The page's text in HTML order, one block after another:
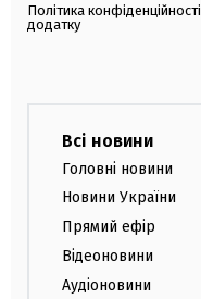
Політика конфіденційності
додатку
Всі новини
Головні новини
Новини України
Прямий ефір
Відеоновини
Аудіоновини